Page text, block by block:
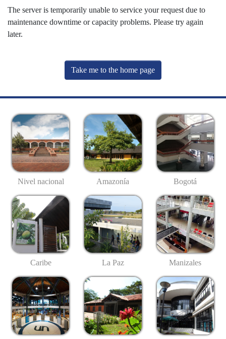
The server is temporarily unable to service your request due to
maintenance downtime or capacity problems. Please try again
later.
Take me to the home page
Nivel nacional Amazonía Bogotá
Caribe La Paz Manizales